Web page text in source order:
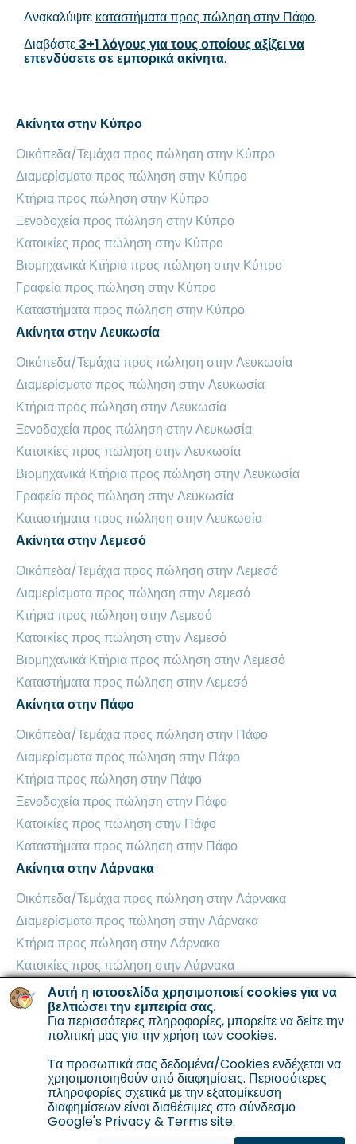
Αυτή η ιστοσελίδα χρησιμοποιεί cookies για να
βελτιώσει την εμπειρία σας.
Για περισσότερες πληροφορίες, μπορείτε να δείτε την
πολιτική μας για την χρήση των cookies.
Tα προσωπικά σας δεδομένα/Cookies ενδέχεται να
χρησιμοποιηθούν από διαφημίσεις. Περισσότερες
πληροφορίες σχετικά με την εξατομίκευση
διαφημίσεων είναι διαθέσιμες στο σύνδεσμο
Google's Privacy & Terms site.
Ανακαλύψτε καταστήματα προς πώληση στην Πάφο.
Διαβάστε 3+1 λόγους για τους οποίους αξίζει να
επενδύσετε σε εμπορικά ακίνητα.
Ακίνητα στην Κύπρο
Οικόπεδα/Τεμάχια προς πώληση στην Κύπρο
Διαμερίσματα προς πώληση στην Κύπρο
Κτήρια προς πώληση στην Κύπρο
Ξενοδοχεία προς πώληση στην Κύπρο
Κατοικίες προς πώληση στην Κύπρο
Βιομηχανικά Κτήρια προς πώληση στην Κύπρο
Γραφεία προς πώληση στην Κύπρο
Καταστήματα προς πώληση στην Κύπρο
Ακίνητα στην Λευκωσία
Οικόπεδα/Τεμάχια προς πώληση στην Λευκωσία
Διαμερίσματα προς πώληση στην Λευκωσία
Κτήρια προς πώληση στην Λευκωσία
Ξενοδοχεία προς πώληση στην Λευκωσία
Κατοικίες προς πώληση στην Λευκωσία
Βιομηχανικά Κτήρια προς πώληση στην Λευκωσία
Γραφεία προς πώληση στην Λευκωσία
Καταστήματα προς πώληση στην Λευκωσία
Ακίνητα στην Λεμεσό
Οικόπεδα/Τεμάχια προς πώληση στην Λεμεσό
Διαμερίσματα προς πώληση στην Λεμεσό
Κτήρια προς πώληση στην Λεμεσό
Κατοικίες προς πώληση στην Λεμεσό
Βιομηχανικά Κτήρια προς πώληση στην Λεμεσό
Καταστήματα προς πώληση στην Λεμεσό
Ακίνητα στην Πάφο
Οικόπεδα/Τεμάχια προς πώληση στην Πάφο
Διαμερίσματα προς πώληση στην Πάφο
Κτήρια προς πώληση στην Πάφο
Ξενοδοχεία προς πώληση στην Πάφο
Κατοικίες προς πώληση στην Πάφο
Καταστήματα προς πώληση στην Πάφο
Ακίνητα στην Λάρνακα
Οικόπεδα/Τεμάχια προς πώληση στην Λάρνακα
Διαμερίσματα προς πώληση στην Λάρνακα
Κτήρια προς πώληση στην Λάρνακα
Κατοικίες προς πώληση στην Λάρνακα
Βιομηχανικά Κτήρια προς πώληση στην Λάρνακα
Καταστήματα προς πώληση στην Λάρνακα
Ακίνητα στην Αμμόχωστο
Οικόπεδα/Τεμάχια προς πώληση στην Αμμόχωστο
Διαμερίσματα προς πώληση στην Αμμόχωστο
Κτήρια προς πώληση στην Αμμόχωστο
Κατοικίες προς πώληση στην Αμμόχωστο